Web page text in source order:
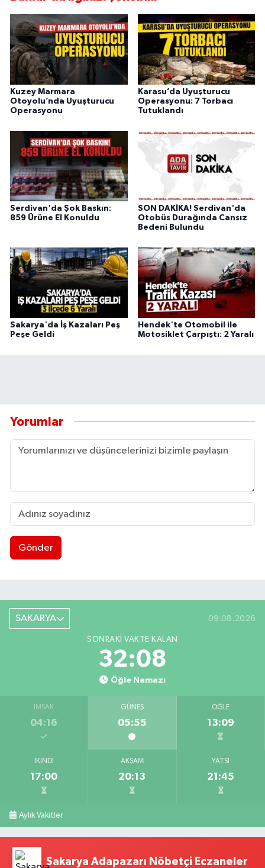
Kuzey Marmara
Otoyolu’nda Uyuşturucu
Operasyonu
Karasu’da Uyuşturucu
Operasyonu: 7 Torbacı
Tutuklandı
Serdivan'da Şok Baskın:
859 Ürüne El Konuldu
SON DAKİKA! Serdivan'da
Otobüs Durağında Cansız
Bedeni Bulundu
Sakarya'da İş Kazaları Peş
Peşe Geldi
Hendek'te Otomobil ile
Motosiklet Çarpıştı: 2 Yaralı
Yorumlar
Gönder
SAKARYA 09.08.2026
SONRAKI VAKTE KALAN
32:07
Öğle Namazı
İMSAK
04:16
GÜNEŞ
05:55
ÖĞLE
13:09
İKINDI
17:00
AKŞAM
20:13
YATSI
21:45
Aylık Vakitler
Sakarya Adapazarı Nöbetçi Eczaneler